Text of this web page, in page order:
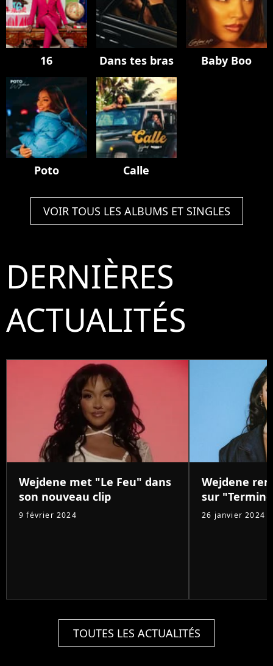
16 Dans tes bras Baby Boo
Poto Calle
VOIR TOUS LES ALBUMS ET SINGLES
DERNIÈRES
ACTUALITÉS
Wejdene met "Le Feu" dans
son nouveau clip
9 février 2024
Wejdene
sur
26 janvier 2024
TOUTES LES ACTUALITÉS